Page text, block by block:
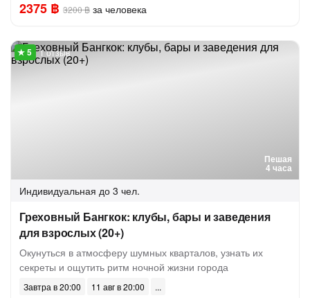
2375 ฿ 3200 ฿ за человека
Пешая
4 часа
1 отзыв
Индивидуальная до 3 чел.
Греховный Бангкок: клубы, бары и заведения
для взрослых (20+)
Окунуться в атмосферу шумных кварталов, узнать их
секреты и ощутить ритм ночной жизни города
Завтра в 20:00
11 авг в 20:00